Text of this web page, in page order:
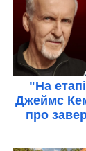
"На
Джеймс
про